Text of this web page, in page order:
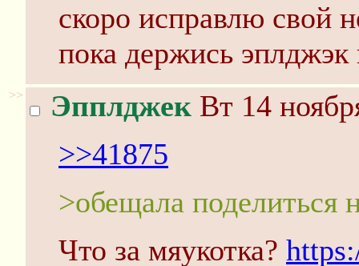
скоро исправлю свой
пока держись эплджэк
>> Эпплджек Вт 14
>>41875
>обещала поделиться
Что за мяукотка?